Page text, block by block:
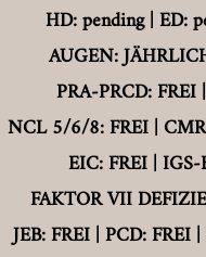
HD: pending | ED:
AUGEN:
PRA-PRCD:
NCL 5/6/8: FREI |
EIC: FREI |
FAKTOR VII
JEB: FREI | PCD: FREI